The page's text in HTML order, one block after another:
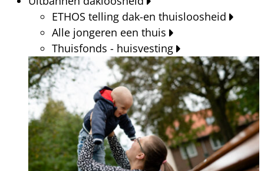
ETHOS telling dak-en thuisloosheid
Alle jongeren een thuis
Thuisfonds - huisvesting